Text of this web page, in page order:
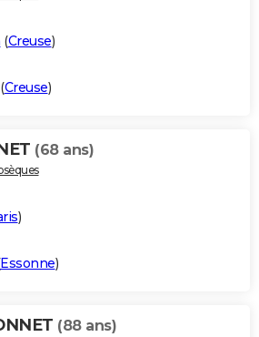
(Creuse)
Creuse)
(68 ans)
)
Essonne)
(88 ans)